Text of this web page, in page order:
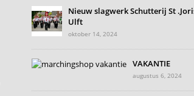
Nieuw slagwerk Schutterij St
Ulft
oktober 14, 2024
VAKANTIE
augustus 6, 2024